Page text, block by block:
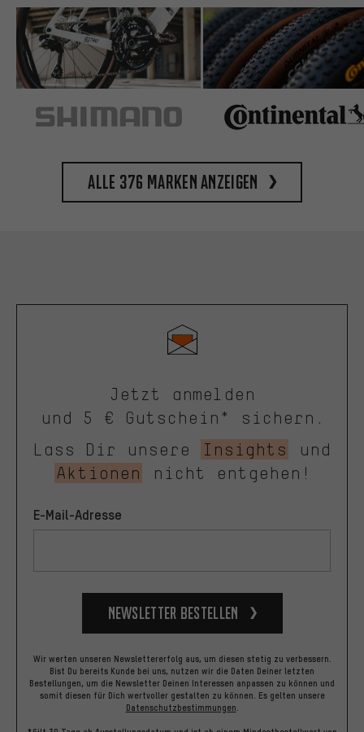
Alle 376 Marken anzeigen
Jetzt anmelden
und 5 € Gutschein* sichern.
Lass Dir unsere
Insights
und
Aktionen
nicht entgehen!
E-Mail-Adresse
Newsletter bestellen
Wir werten unseren Newslettererfolg aus, um diesen stetig zu verbessern.
Bist Du bereits Kunde bei uns, nutzen wir die Daten Deiner letzten
Bestellungen, um die Newsletter Deinen Interessen anpassen zu können und
somit diesen für Dich wertvoller gestalten zu können. Es gelten unsere
Datenschutzbestimmungen